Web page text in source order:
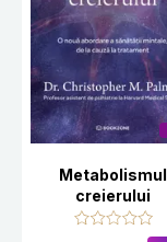
Metabolismul
creierului